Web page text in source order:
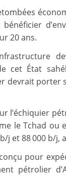
20 ans.
cet État
devrait porter
l’échiquier
le Tchad ou
et 88 000 b/j,
pour
pétrolier